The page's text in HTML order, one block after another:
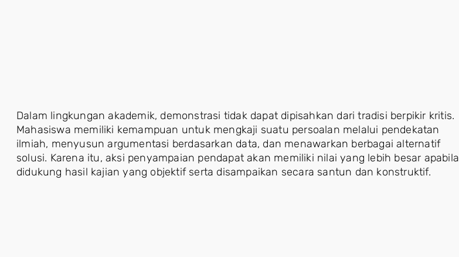
Dalam lingkungan akademik, demonstrasi tidak dapat dipisahkan dari tradisi berpikir kritis.
Mahasiswa memiliki kemampuan untuk mengkaji suatu persoalan melalui pendekatan
ilmiah, menyusun argumentasi berdasarkan data, dan menawarkan berbagai alternatif
solusi. Karena itu, aksi penyampaian pendapat akan memiliki nilai yang lebih besar apabila
didukung hasil kajian yang objektif serta disampaikan secara santun dan konstruktif.